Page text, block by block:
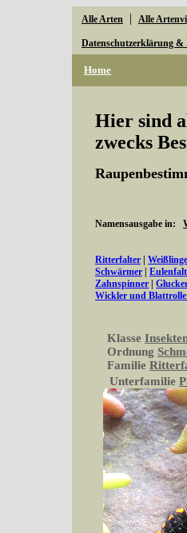
Alle Arten | Alle
Datenschutzerklärung &
Home
Hier sind
zwecks
Namensausgabe in:
Ritterfalter Weißlinge
Schwärmer
Zahnspinner
Wickler und
Klasse
Ordnung
Familie
Unterfamilie